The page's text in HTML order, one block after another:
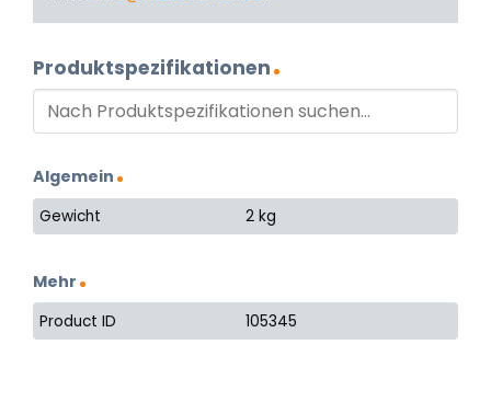
Produktspezifikationen
Algemein
Gewicht 2 kg
Mehr
Product ID 105345